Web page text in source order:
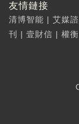
友情鏈接
清博智能 | 艾媒
刊
| 壹財信 | 權